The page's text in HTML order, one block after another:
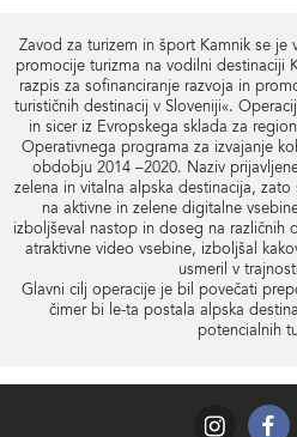
Zavod za turizem in šport Kamnik se je
promocije turizma na vodilni destinaciji
razpis za sofinanciranje razvoja in
turističnih destinacij v Sloveniji«.
in sicer iz Evropskega sklada za
Operativnega programa za izvajanje
obdobju 2014 –2020. Naziv
zelena in vitalna alpska destinacija,
na aktivne in zelene digitalne
izboljševal nastop in doseg na različnih
atraktivne video vsebine, izboljšal
usmeril v
Glavni cilj operacije je bil povečati
čimer bi le-ta postala alpska
potencialnih